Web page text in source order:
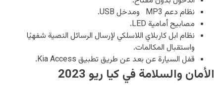
نظام دعم MP3 ومدخل USB.
مصابيح أمامية LED.
نظام ابل كاربلاي اللاسلكي لإرسال الرسائل النصية شفهيًا
واستقبال المكالمات.
قفل السيارة عن بعد عن طريق تطبيق Kia Access.
الأمان والسلامة في كيا ريو 2023